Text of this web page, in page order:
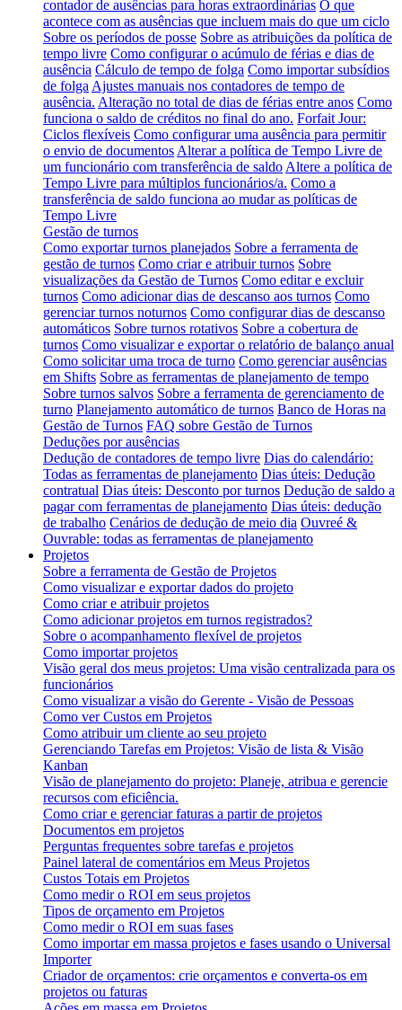
contador de ausências para horas extraordinárias O que
acontece com as ausências que incluem mais do que um ciclo
Sobre os períodos de posse Sobre as atribuições da política de
tempo livre Como configurar o acúmulo de férias e dias de
ausência Cálculo de tempo de folga Como importar subsídios
de folga Ajustes manuais nos contadores de tempo de
ausência. Alteração no total de dias de férias entre anos Como
funciona o saldo de créditos no final do ano. Forfait Jour:
Ciclos flexíveis Como configurar uma ausência para permitir
o envio de documentos Alterar a política de Tempo Livre de
um funcionário com transferência de saldo Altere a política de
Tempo Livre para múltiplos funcionários/a. Como a
transferência de saldo funciona ao mudar as políticas de
Tempo Livre
Gestão de turnos
Como exportar turnos planejados Sobre a ferramenta de
gestão de turnos Como criar e atribuir turnos Sobre
visualizações da Gestão de Turnos Como editar e excluir
turnos Como adicionar dias de descanso aos turnos Como
gerenciar turnos noturnos Como configurar dias de descanso
automáticos Sobre turnos rotativos Sobre a cobertura de
turnos Como visualizar e exportar o relatório de balanço anual
Como solicitar uma troca de turno Como gerenciar ausências
em Shifts Sobre as ferramentas de planejamento de tempo
Sobre turnos salvos Sobre a ferramenta de gerenciamento de
turno Planejamento automático de turnos Banco de Horas na
Gestão de Turnos FAQ sobre Gestão de Turnos
Deduções por ausências
Dedução de contadores de tempo livre Dias do calendário:
Todas as ferramentas de planejamento Dias úteis: Dedução
contratual Dias úteis: Desconto por turnos Dedução de saldo a
pagar com ferramentas de planejamento Dias úteis: dedução
de trabalho Cenários de dedução de meio dia Ouvreé &
Ouvrable: todas as ferramentas de planejamento
Projetos
Sobre a ferramenta de Gestão de Projetos
Como visualizar e exportar dados do projeto
Como criar e atribuir projetos
Como adicionar projetos em turnos registrados?
Sobre o acompanhamento flexível de projetos
Como importar projetos
Visão geral dos meus projetos: Uma visão centralizada para os
funcionários
Como visualizar a visão do Gerente - Visão de Pessoas
Como ver Custos em Projetos
Como atribuir um cliente ao seu projeto
Gerenciando Tarefas em Projetos: Visão de lista & Visão
Kanban
Visão de planejamento do projeto: Planeje, atribua e gerencie
recursos com eficiência.
Como criar e gerenciar faturas a partir de projetos
Documentos em projetos
Perguntas frequentes sobre tarefas e projetos
Painel lateral de comentários em Meus Projetos
Custos Totais em Projetos
Como medir o ROI em seus projetos
Tipos de orçamento em Projetos
Como medir o ROI em suas fases
Como importar em massa projetos e fases usando o Universal
Importer
Criador de orçamentos: crie orçamentos e converta-os em
projetos ou faturas